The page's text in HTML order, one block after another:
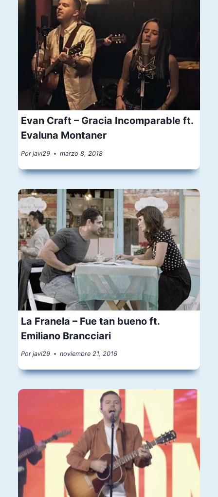
Evan Craft – Gracia Incomparable ft.
Evaluna Montaner
Por javi29 marzo 8, 2018
La Franela – Fue tan bueno ft.
Emiliano Brancciari
Por javi29 noviembre 21, 2016